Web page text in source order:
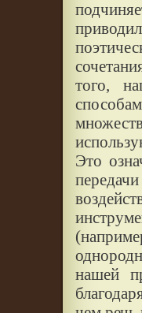
того,
Это
нашей